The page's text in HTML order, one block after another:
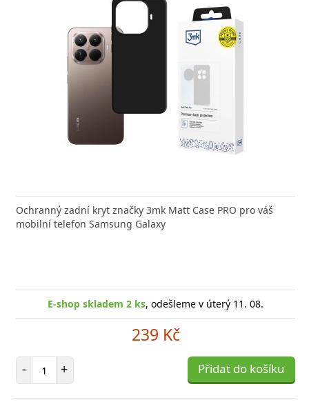
Ochranný zadní kryt značky 3mk Matt Case PRO pro váš
mobilní telefon Samsung Galaxy
E-shop skladem 2 ks, odešleme v úterý 11. 08.
239 Kč
- Počet položek
+ Přidat do košíku